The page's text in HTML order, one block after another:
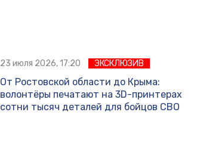
23 июля 2026, 17:20 ЭКСКЛЮЗИВ
От Ростовской области до Крыма:
волонтёры печатают на 3D-принтерах
сотни тысяч деталей для бойцов СВО